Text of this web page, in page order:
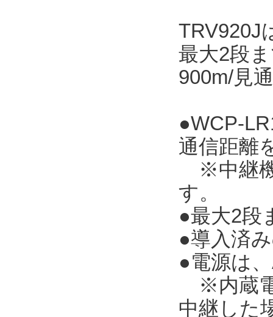
TRV920J
最大2段
900m/見
●WCP-
通信距離
※中継機
す。
●最大2段
●導入済
●電源は
※内蔵電
中継した